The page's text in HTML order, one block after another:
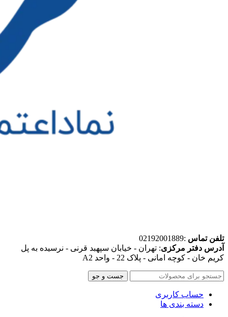
تلفن تماس :02192001889
آدرس دفتر مرکزی: تهران - خیابان سپهبد قرنی - نرسیده به پل
کریم خان - کوچه امانی - پلاک 22 - واحد A2
جست و جو
حساب کاربری
دسته بندی ها